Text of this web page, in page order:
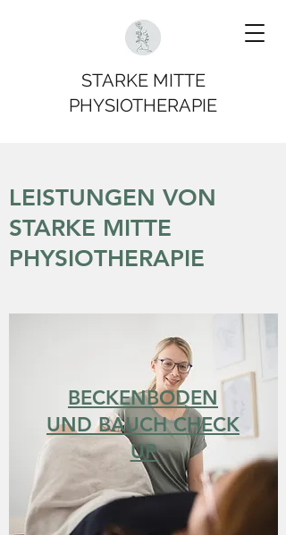
STARKE MITTE
PHYSIOTHERAPIE
LEISTUNGEN VON
STARKE MITTE
PHYSIOTHERAPIE
BECKENBODEN
UND BAUCH CHECK
UP